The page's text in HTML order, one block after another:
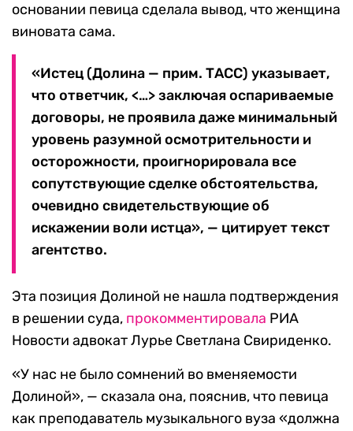
основании певица сделала вывод, что женщина
виновата сама.
«Истец (Долина — прим. ТАСС) указывает,
что ответчик, <…> заключая оспариваемые
договоры, не проявила даже минимальный
уровень разумной осмотрительности и
осторожности, проигнорировала все
сопутствующие сделке обстоятельства,
очевидно свидетельствующие об
искажении воли истца», — цитирует текст
агентство.
Эта позиция Долиной не нашла подтверждения
в решении суда, прокомментировала РИА
Новости адвокат Лурье Светлана Свириденко.
«У нас не было сомнений во вменяемости
Долиной», — сказала она, пояснив, что певица
как преподаватель музыкального вуза «должна